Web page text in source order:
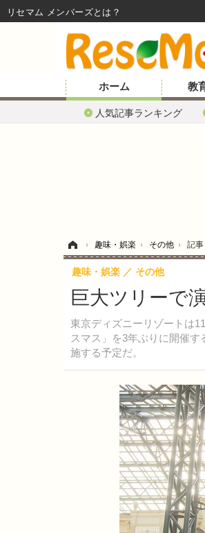
ホーム
人気記事ランキング
教
› 趣味・娯楽 › その他 › 記事
巨大ツリーで
東京ディズニーリゾートは
スマス」を3年ぶりに開催
施する予定だ。
趣味・娯楽 その他
リセマム メンバーズ